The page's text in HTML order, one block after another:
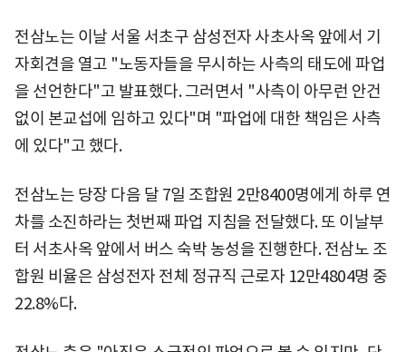
전삼노는 이날 서울 서초구 삼성전자 사초사옥 앞에서 기
자회견을 열고 "노동자들을 무시하는 사측의 태도에 파업
을 선언한다"고 발표했다. 그러면서 "사측이 아무런 안건
없이 본교섭에 임하고 있다"며 "파업에 대한 책임은 사측
에 있다"고 했다.
전삼노는 당장 다음 달 7일 조합원 2만8400명에게 하루 연
차를 소진하라는 첫번째 파업 지침을 전달했다. 또 이날부
터 서초사옥 앞에서 버스 숙박 농성을 진행한다. 전삼노 조
합원 비율은 삼성전자 전체 정규직 근로자 12만4804명 중
22.8%다.